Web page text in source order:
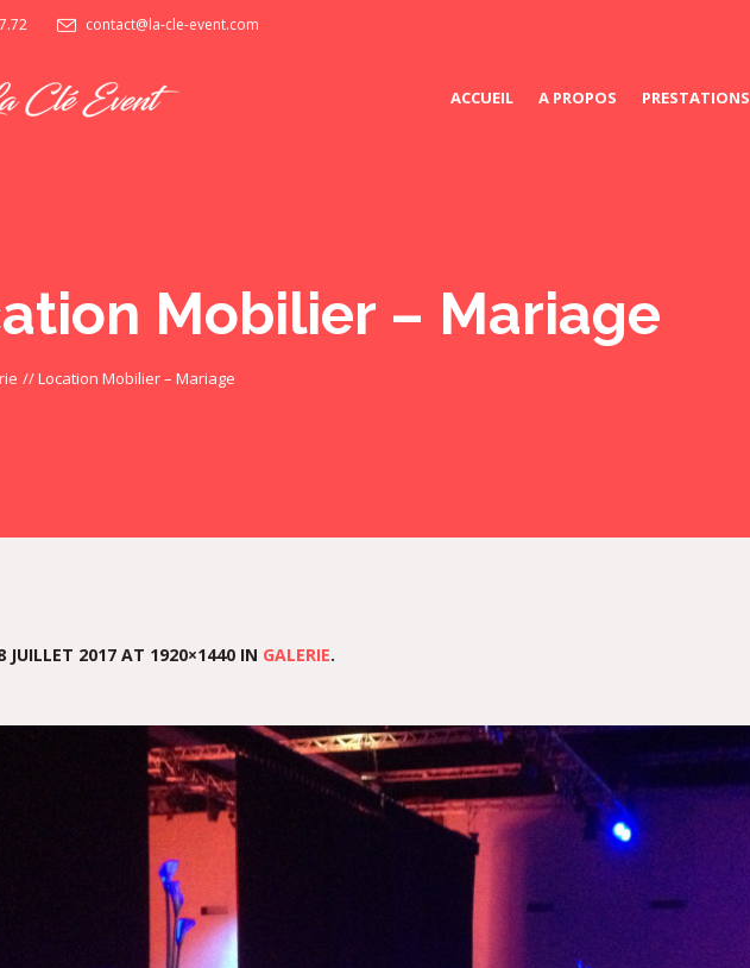
contact@la-cle-event.com
ACCUEIL A PROPOS PRESTATIONS
Mobilier – Mariage
//Location Mobilier – Mariage
JUILLET 2017 AT 1920×1440 IN GALERIE.